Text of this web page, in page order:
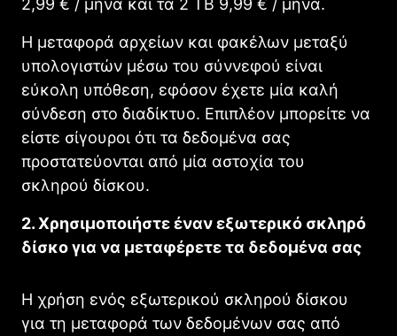
2,99 € / μήνα και τα 2 TB 9,99 € / μήνα.
Η μεταφορά αρχείων και φακέλων μεταξύ
υπολογιστών μέσω του σύννεφού είναι
εύκολη υπόθεση, εφόσον έχετε μία καλή
σύνδεση στο διαδίκτυο. Επιπλέον μπορείτε να
είστε σίγουροι ότι τα δεδομένα σας
προστατεύονται από μία αστοχία του
σκληρού δίσκου.
2. Χρησιμοποιήστε έναν εξωτερικό σκληρό
δίσκο για να μεταφέρετε τα δεδομένα σας
Η χρήση ενός εξωτερικού σκληρού δίσκου
για τη μεταφορά των δεδομένων σας από